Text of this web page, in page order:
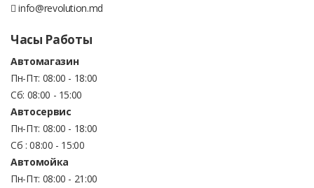
info@revolution.md
Часы Работы
Автомагазин
Пн-Пт: 08:00 - 18:00
Сб: 08:00 - 15:00
Автосервис
Пн-Пт: 08:00 - 18:00
Сб : 08:00 - 15:00
Автомойка
Пн-Пт: 08:00 - 21:00